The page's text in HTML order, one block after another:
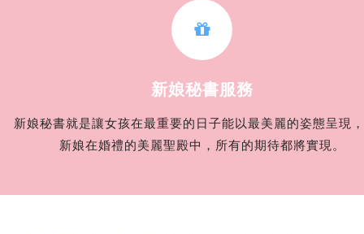
新娘秘書服務
新娘秘書就是讓女孩在最重要的日子能以最美麗的姿態呈現
新娘在婚禮的美麗聖殿中，所有的期待都將實現。